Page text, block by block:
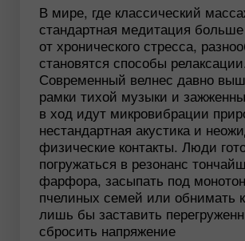
В мире, где классический
стандартная медитация
от хронического стресса,
становятся способы релаксации.
Современный велнес давно
рамки тихой музыки и
в ход идут микровибрации
нестандартная акустика и
физические контакты. Люди
погружаться в резонанс
фарфора, засыпать под
пчелиных семей или обнимать
лишь бы заставить
сбросить напряжение